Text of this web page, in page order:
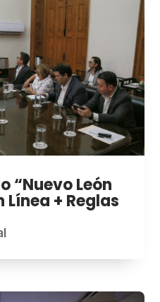
“Nuevo León
Línea + Reglas